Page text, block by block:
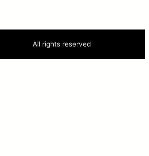
All rights reserved